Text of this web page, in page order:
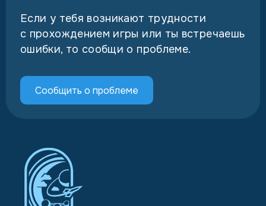
Если у тебя возникают трудности
с прохождением игры или ты встречаешь
ошибки, то сообщи о проблеме.
Сообщить о проблеме